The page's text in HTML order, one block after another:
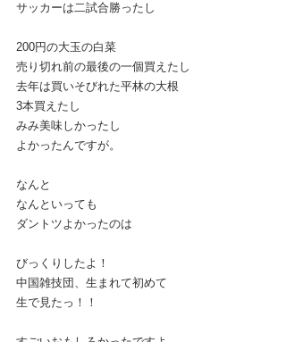
サッカーは二試合勝ったし
200円の大玉の白菜
売り切れ前の最後の一個買えたし
去年は買いそびれた平林の大根
3本買えたし
みみ美味しかったし
よかったんですが。
なんと
なんといっても
ダントツよかったのは
びっくりしたよ！
中国雑技団、生まれて初めて
生で見たっ！！